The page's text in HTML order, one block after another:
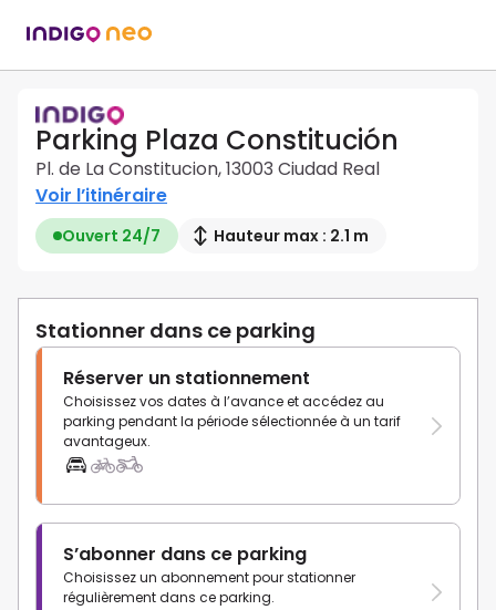
Parking Plaza Constitución
Pl. de La Constitucion, 13003 Ciudad Real
Voir l’itinéraire
Ouvert 24/7 Hauteur max : 2.1 m
Stationner dans ce parking
Réserver un stationnement
Choisissez vos dates à l’avance et accédez au
parking pendant la période sélectionnée à un tarif
avantageux.
S’abonner dans ce parking
Choisissez un abonnement pour stationner
régulièrement dans ce parking.